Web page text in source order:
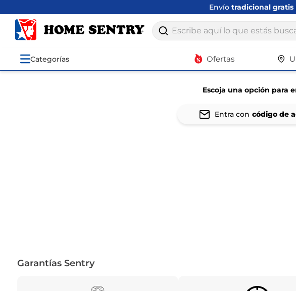
Disfruta envíos express
Escribe aquí lo que estás buscando
Categorías Ofertas
Escoja una opción para
Garantías Sentry
Términos
3.
vajilla